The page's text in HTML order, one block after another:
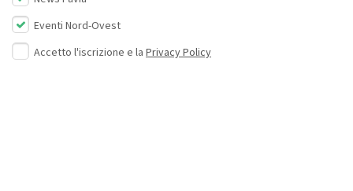
Eventi Nord-Ovest
Accetto l'iscrizione e la Privacy Policy